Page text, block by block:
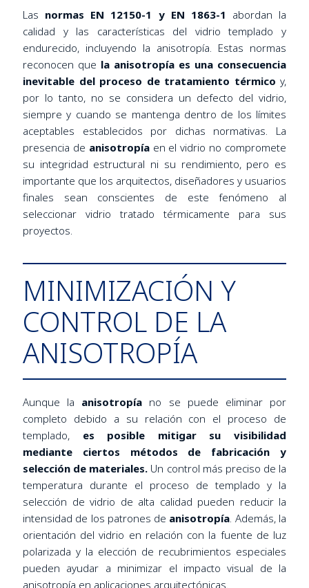
Las normas EN 12150-1 y EN 1863-1 abordan la
calidad y las características del vidrio templado y
endurecido, incluyendo la anisotropía. Estas normas
reconocen que la anisotropía es una consecuencia
inevitable del proceso de tratamiento térmico y,
por lo tanto, no se considera un defecto del vidrio,
siempre y cuando se mantenga dentro de los límites
aceptables establecidos por dichas normativas. La
presencia de anisotropíaen el vidrio no compromete
su integridad estructural ni su rendimiento, pero es
importante que los arquitectos, diseñadores y usuarios
finales sean conscientes de este fenómeno al
seleccionar vidrio tratado térmicamente para sus
proyectos.
MINIMIZACIÓN Y
CONTROL DE LA
ANISOTROPÍA
Aunque la anisotropía no se puede eliminar por
completo debido a su relación con el proceso de
templado, es posible mitigar su visibilidad
mediante ciertos métodos de fabricación y
selección de materiales. Un control más preciso de la
temperatura durante el proceso de templado y la
selección de vidrio de alta calidad pueden reducir la
intensidad de los patrones de anisotropía . Además, la
orientación del vidrio en relación con la fuente de luz
polarizada y la elección de recubrimientos especiales
pueden ayudar a minimizar el impacto visual de la
anisotropía en aplicaciones arquitectónicas.